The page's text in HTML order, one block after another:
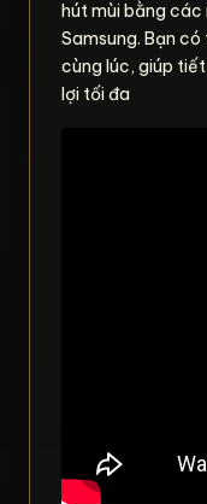
hút mùi bằng các
Samsung. Bạn
cùng lúc, giúp tiết
lợi tối đa